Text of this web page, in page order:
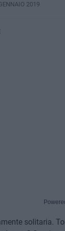
2019
solitaria.